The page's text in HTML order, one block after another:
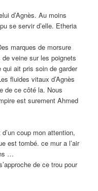
d’Agnès. Au moins
se servir d’elle. Etheria
marques de morsure
veine sur les poignets
ait pris soin de garder
fluides vitaux d’Agnès
de ce côté la. Nous
est surement Ahmed
coup mon attention,
est tombé. ce mur a l’air
…
de ce trou pour